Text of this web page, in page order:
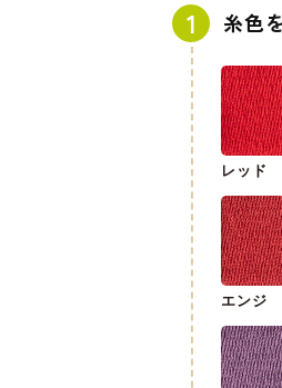
糸色
レッド
エンジ